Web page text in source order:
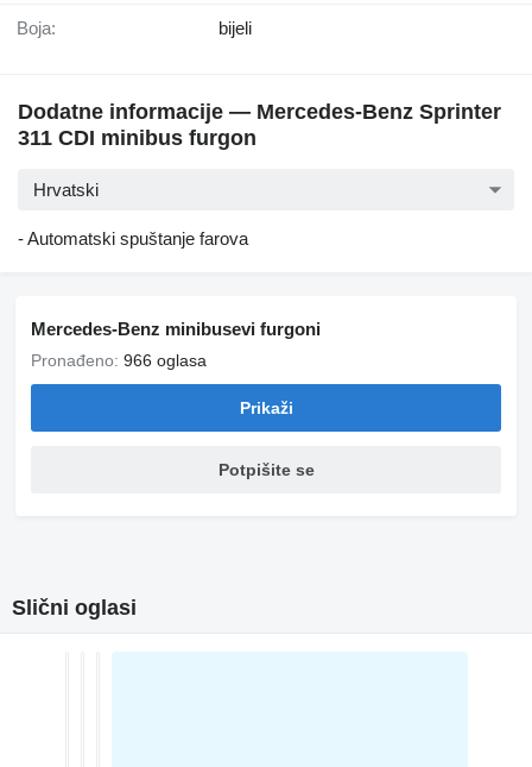
Boja: bijeli
Dodatne informacije — Mercedes-Benz Sprinter
311 CDI minibus furgon
Hrvatski
- Automatski spuštanje farova
Mercedes-Benz minibusevi furgoni
Pronađeno: 966 oglasa
Prikaži
Potpišite se
Slični oglasi